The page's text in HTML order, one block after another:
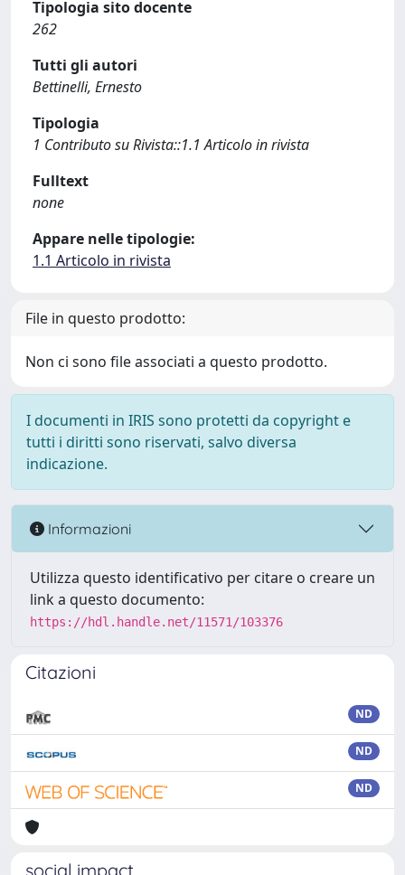
Tipologia sito docente
262
Tutti gli autori
Bettinelli, Ernesto
Tipologia
1 Contributo su Rivista::1.1 Articolo in rivista
Fulltext
none
Appare nelle tipologie:
1.1 Articolo in rivista
File in questo prodotto:
Non ci sono file associati a questo prodotto.
I documenti in IRIS sono protetti da copyright e
tutti i diritti sono riservati, salvo diversa
indicazione.
Informazioni
Utilizza questo identificativo per citare o creare un
link a questo documento:
https://hdl.handle.net/11571/103376
Citazioni
ND
ND
ND
social impact